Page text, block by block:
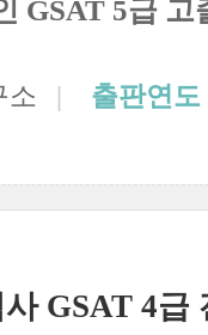
GSAT 5급
소 | 출판연
GSAT 4급